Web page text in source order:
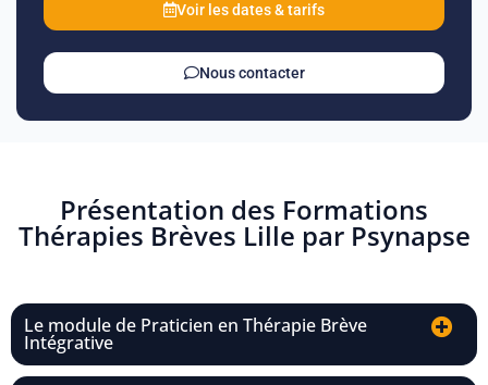
Voir les dates & tarifs
Nous contacter
Présentation des Formations
Thérapies Brèves Lille par Psynapse
Le module de Praticien en Thérapie Brève
Intégrative